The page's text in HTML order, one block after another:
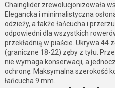
Chainglider zrewolucjonizowała
Elegancka i minimalistyczna
odzieży, a także łańcucha i
odpowiedni dla wszystkich
przekładnią w piaście. Ukrywa 44
(graniczne 18-22) zęby z tyłu.
nie wymaga konserwacji, a
ochronę. Maksymalna szerokość
łańcucha 9 mm.